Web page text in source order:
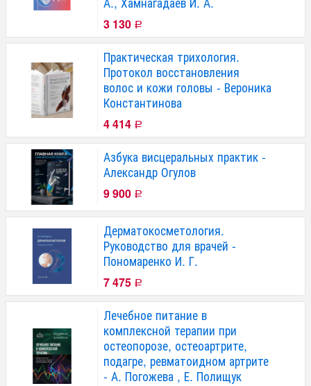
3 130 Р
Практическая трихология.
Протокол восстановления
волос и кожи головы - Вероника
Константинова
4 414 Р
Азбука висцеральных практик -
Александр Огулов
9 900 Р
Дерматокосметология.
Руководство для врачей -
Пономаренко И. Г.
7 475 Р
Лечебное питание в
комплексной терапии при
остеопорозе, остеоартрите,
подагре, ревматоидном артрите
- А. Погожева , Е. Полищук